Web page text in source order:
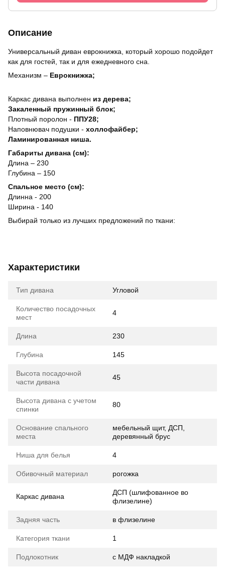
Описание
Универсальный диван еврокнижка, который хорошо подойдет
как для гостей, так и для ежедневного сна.
Механизм – Еврокнижка;
Каркас дивана выполнен из дерева;
Закаленный пружинный блок;
Плотный поролон - ППУ28;
Наповнювач подушки - холлофайбер;
Ламинированная ниша.
Габариты дивана (см):
Длина – 230
Глубина – 150
Спальное место (см):
Длинна - 200
Ширина - 140
Выбирай только из лучших предложений по ткани:
Характеристики
Тип дивана Угловой
Количество посадочных
мест
4
Длина 230
Глубина 145
Высота посадочной
части дивана
45
Высота дивана с учетом
спинки
80
Основание спального
места
мебельный щит, ДСП,
деревянный брус
Ниша для белья 4
Обивочный материал рогожка
Каркас дивана
ДСП (шлифованное во
флизелине)
Задняя часть в флизелине
Категория ткани 1
Подлокотник с МДФ накладкой